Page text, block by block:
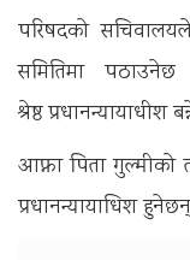
परिषदको
समितिमा
श्रेष्ठ प्रधानन्यायाधीश
आफ्ना पिता गुल्मीकाे
प्रधानन्यायाधिश